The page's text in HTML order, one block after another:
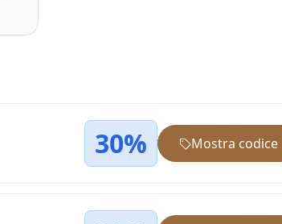
30% ••••••
Mostra codice